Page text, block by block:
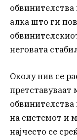
обвинителства
алка што ги
неговата
Околу нив се
претставуваат
на системот и
најчесто се